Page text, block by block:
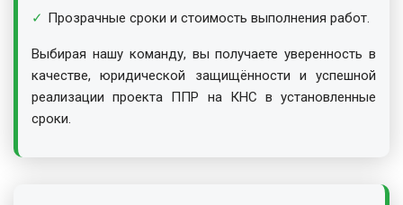
Прозрачные сроки и стоимость выполнения работ.
Выбирая нашу команду, вы получаете уверенность в
качестве, юридической защищённости и успешной
реализации проекта ППР на КНС в установленные
сроки.